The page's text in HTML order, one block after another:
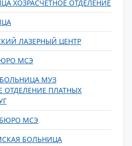
ХОЗРАСЧЕТНОЕ ОТДЕЛЕНИЕ
ЛАЗЕРНЫЙ ЦЕНТР
МСЭ
МУЗ
ОТДЕЛЕНИЕ ПЛАТНЫХ
МСЭ
БОЛЬНИЦА